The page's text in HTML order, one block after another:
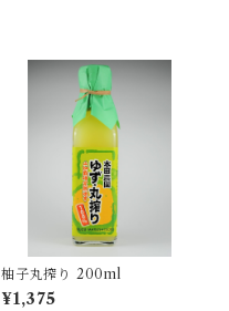
柚子丸搾り 200ml
¥1,375